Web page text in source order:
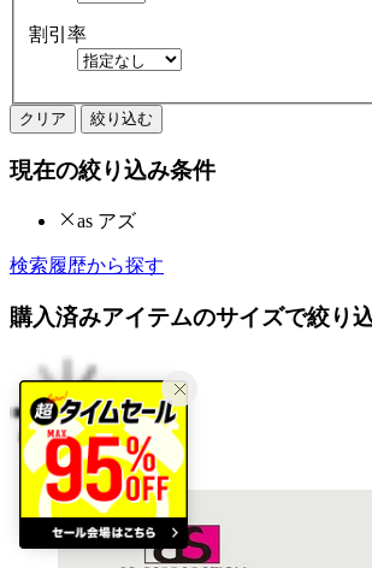
割引率
クリア 絞り込む
現在の絞り込み条件
as アズ
検索履歴から探す
購入済みアイテムのサイズで絞り